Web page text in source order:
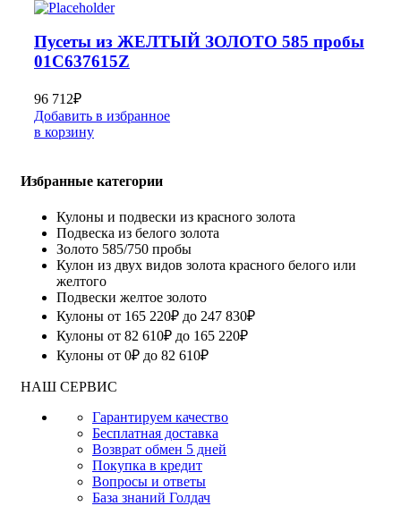
Пусеты из ЖЕЛТЫЙ ЗОЛОТО 585 пробы
01С637615Z
96 712₽
Добавить в избранное
в корзину
Избранные категории
Кулоны и подвески из красного золота
Подвеска из белого золота
Золото 585/750 пробы
Кулон из двух видов золота красного белого или
желтого
Подвески желтое золото
Кулоны от 165 220₽ до 247 830₽
Кулоны от 82 610₽ до 165 220₽
Кулоны от 0₽ до 82 610₽
НАШ СЕРВИС
Гарантируем качество
Бесплатная доставка
Возврат обмен 5 дней
Покупка в кредит
Вопросы и ответы
База знаний Голдач